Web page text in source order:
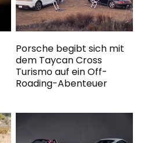
Porsche begibt sich mit
dem Taycan Cross
Turismo auf ein Off-
Roading-Abenteuer